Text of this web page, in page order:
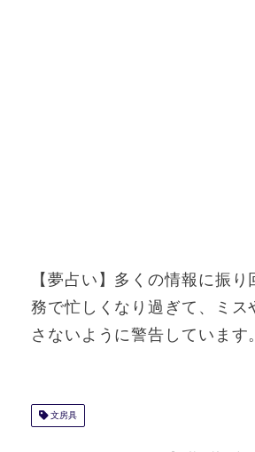
【夢占い】多くの情報に振
務で忙しくなり過ぎて、ミス
さないように警告しています
文房具